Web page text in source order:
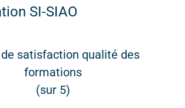
SI-SIAO
satisfaction qualité des
formations
(sur 5)